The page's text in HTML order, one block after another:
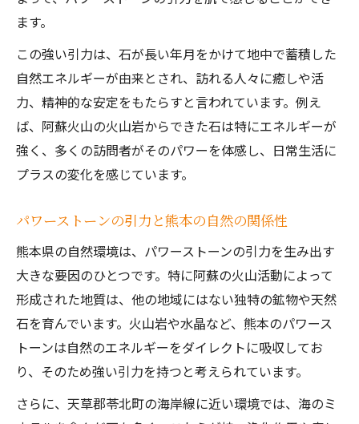
ます。
この強い引力は、石が長い年月をかけて地中で蓄積した
自然エネルギーが由来とされ、訪れる人々に癒しや活
力、精神的な安定をもたらすと言われています。例え
ば、阿蘇火山の火山岩からできた石は特にエネルギーが
強く、多くの訪問者がそのパワーを体感し、日常生活に
プラスの変化を感じています。
パワーストーンの引力と熊本の自然の関係性
熊本県の自然環境は、パワーストーンの引力を生み出す
大きな要因のひとつです。特に阿蘇の火山活動によって
形成された地質は、他の地域にはない独特の鉱物や天然
石を育んでいます。火山岩や水晶など、熊本のパワース
トーンは自然のエネルギーをダイレクトに吸収してお
り、そのため強い引力を持つと考えられています。
さらに、天草郡苓北町の海岸線に近い環境では、海のミ